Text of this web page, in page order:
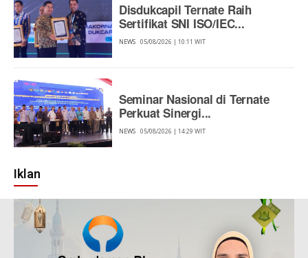
Disdukcapil Ternate Raih
Sertifikat SNI ISO/IEC...
NEWS 05/08/2026 | 10:11 WIT
Seminar Nasional di Ternate
Perkuat Sinergi...
NEWS 05/08/2026 | 14:29 WIT
Iklan